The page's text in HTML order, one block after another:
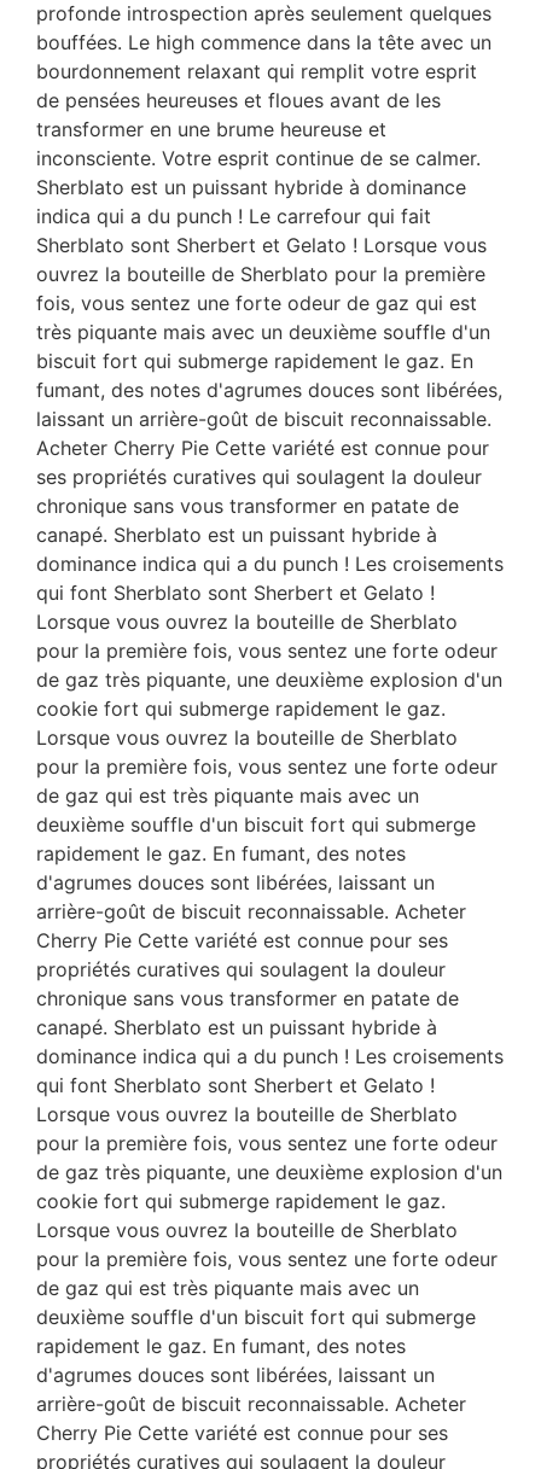
profonde introspection après seulement quelques
bouffées. Le high commence dans la tête avec un
bourdonnement relaxant qui remplit votre esprit
de pensées heureuses et floues avant de les
transformer en une brume heureuse et
inconsciente. Votre esprit continue de se calmer.
Sherblato est un puissant hybride à dominance
indica qui a du punch ! Le carrefour qui fait
Sherblato sont Sherbert et Gelato ! Lorsque vous
ouvrez la bouteille de Sherblato pour la première
fois, vous sentez une forte odeur de gaz qui est
très piquante mais avec un deuxième souffle d'un
biscuit fort qui submerge rapidement le gaz. En
fumant, des notes d'agrumes douces sont libérées,
laissant un arrière-goût de biscuit reconnaissable.
Acheter Cherry Pie Cette variété est connue pour
ses propriétés curatives qui soulagent la douleur
chronique sans vous transformer en patate de
canapé. Sherblato est un puissant hybride à
dominance indica qui a du punch ! Les croisements
qui font Sherblato sont Sherbert et Gelato !
Lorsque vous ouvrez la bouteille de Sherblato
pour la première fois, vous sentez une forte odeur
de gaz très piquante, une deuxième explosion d'un
cookie fort qui submerge rapidement le gaz.
Lorsque vous ouvrez la bouteille de Sherblato
pour la première fois, vous sentez une forte odeur
de gaz qui est très piquante mais avec un
deuxième souffle d'un biscuit fort qui submerge
rapidement le gaz. En fumant, des notes
d'agrumes douces sont libérées, laissant un
arrière-goût de biscuit reconnaissable. Acheter
Cherry Pie Cette variété est connue pour ses
propriétés curatives qui soulagent la douleur
chronique sans vous transformer en patate de
canapé. Sherblato est un puissant hybride à
dominance indica qui a du punch ! Les croisements
qui font Sherblato sont Sherbert et Gelato !
Lorsque vous ouvrez la bouteille de Sherblato
pour la première fois, vous sentez une forte odeur
de gaz très piquante, une deuxième explosion d'un
cookie fort qui submerge rapidement le gaz.
Lorsque vous ouvrez la bouteille de Sherblato
pour la première fois, vous sentez une forte odeur
de gaz qui est très piquante mais avec un
deuxième souffle d'un biscuit fort qui submerge
rapidement le gaz. En fumant, des notes
d'agrumes douces sont libérées, laissant un
arrière-goût de biscuit reconnaissable. Acheter
Cherry Pie Cette variété est connue pour ses
propriétés curatives qui soulagent la douleur